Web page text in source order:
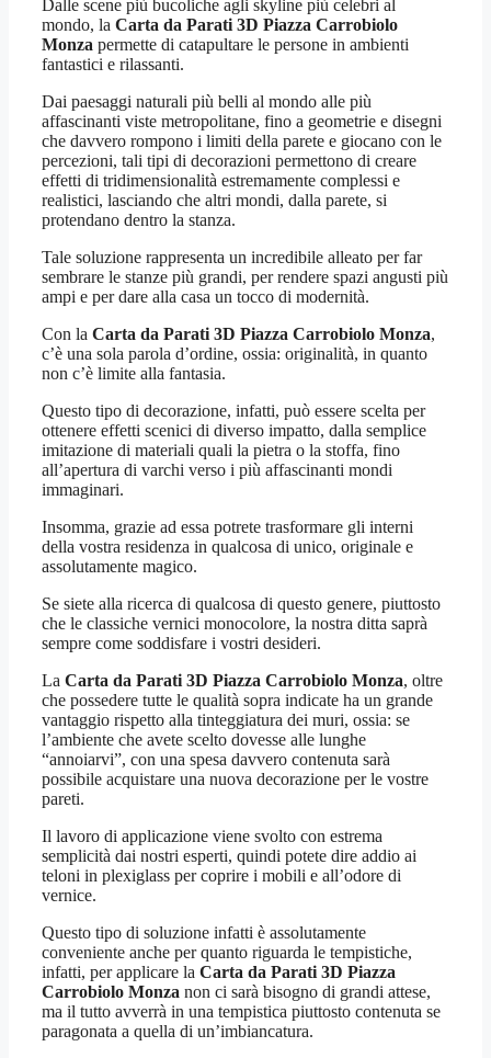
Dalle scene più bucoliche agli skyline più celebri al
mondo, la Carta da Parati 3D Piazza Carrobiolo
Monza permette di catapultare le persone in ambienti
fantastici e rilassanti.
Dai paesaggi naturali più belli al mondo alle più
affascinanti viste metropolitane, fino a geometrie e disegni
che davvero rompono i limiti della parete e giocano con le
percezioni, tali tipi di decorazioni permettono di creare
effetti di tridimensionalità estremamente complessi e
realistici, lasciando che altri mondi, dalla parete, si
protendano dentro la stanza.
Tale soluzione rappresenta un incredibile alleato per far
sembrare le stanze più grandi, per rendere spazi angusti più
ampi e per dare alla casa un tocco di modernità.
Con la Carta da Parati 3D Piazza Carrobiolo Monza,
c’è una sola parola d’ordine, ossia: originalità, in quanto
non c’è limite alla fantasia.
Questo tipo di decorazione, infatti, può essere scelta per
ottenere effetti scenici di diverso impatto, dalla semplice
imitazione di materiali quali la pietra o la stoffa, fino
all’apertura di varchi verso i più affascinanti mondi
immaginari.
Insomma, grazie ad essa potrete trasformare gli interni
della vostra residenza in qualcosa di unico, originale e
assolutamente magico.
Se siete alla ricerca di qualcosa di questo genere, piuttosto
che le classiche vernici monocolore, la nostra ditta saprà
sempre come soddisfare i vostri desideri.
La Carta da Parati 3D Piazza Carrobiolo Monza, oltre
che possedere tutte le qualità sopra indicate ha un grande
vantaggio rispetto alla tinteggiatura dei muri, ossia: se
l’ambiente che avete scelto dovesse alle lunghe
“annoiarvi”, con una spesa davvero contenuta sarà
possibile acquistare una nuova decorazione per le vostre
pareti.
Il lavoro di applicazione viene svolto con estrema
semplicità dai nostri esperti, quindi potete dire addio ai
teloni in plexiglass per coprire i mobili e all’odore di
vernice.
Questo tipo di soluzione infatti è assolutamente
conveniente anche per quanto riguarda le tempistiche,
infatti, per applicare la Carta da Parati 3D Piazza
Carrobiolo Monza non ci sarà bisogno di grandi attese,
ma il tutto avverrà in una tempistica piuttosto contenuta se
paragonata a quella di un’imbiancatura.